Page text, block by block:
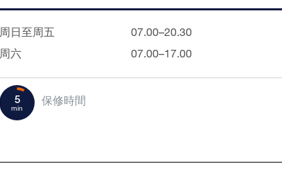
周日至周五
07.00–20.30
周六
07.00–17.00
5
min
保修時間